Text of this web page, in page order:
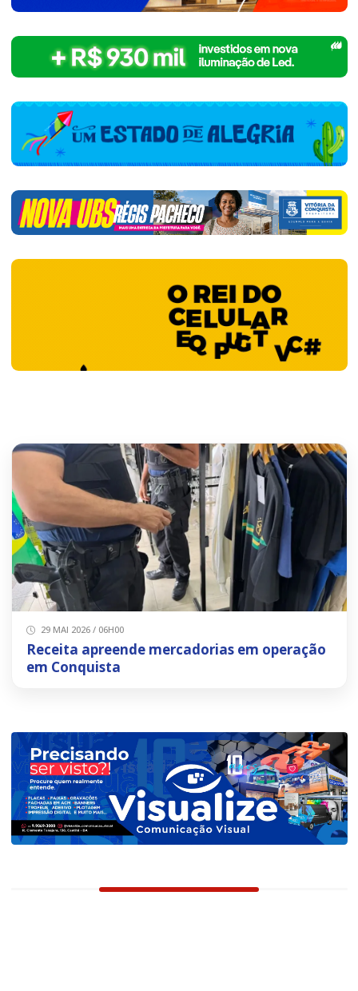
29 MAI 2026 / 06H00
Receita apreende mercadorias em operação
em Conquista